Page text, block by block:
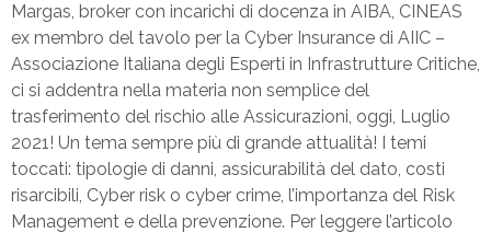
Margas, broker con incarichi di docenza in AIBA, CINEAS
ex membro del tavolo per la Cyber Insurance di AIIC –
Associazione Italiana degli Esperti in Infrastrutture Critiche,
ci si addentra nella materia non semplice del
trasferimento del rischio alle Assicurazioni, oggi, Luglio
2021! Un tema sempre più di grande attualità! I temi
toccati: tipologie di danni, assicurabilità del dato, costi
risarcibili, Cyber risk o cyber crime, l’importanza del Risk
Management e della prevenzione. Per leggere l’articolo